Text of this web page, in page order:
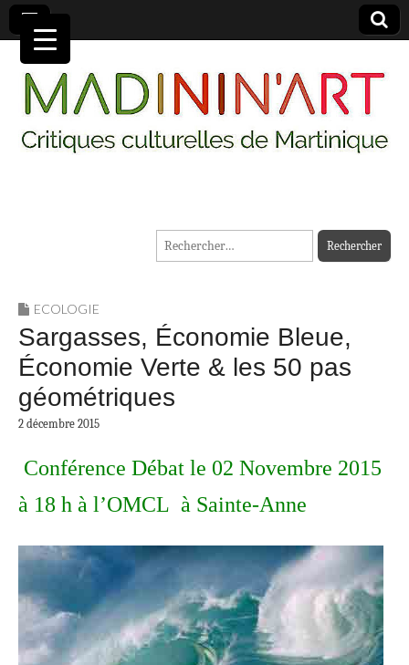
MADININ'ART
Rechercher :
ECOLOGIE
Sargasses, Économie Bleue,
Économie Verte & les 50 pas
géométriques
2 décembre 2015
Conférence Débat le 02 Novembre 2015
à 18 h à l’OMCL à Sainte-Anne